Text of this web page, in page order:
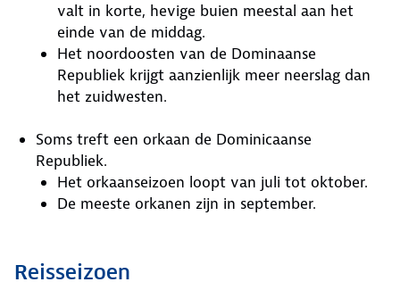
valt in korte, hevige buien meestal aan het
einde van de middag.
Het noordoosten van de Dominaanse
Republiek krijgt aanzienlijk meer neerslag dan
het zuidwesten.
Soms treft een orkaan de Dominicaanse
Republiek.
Het orkaanseizoen loopt van juli tot oktober.
De meeste orkanen zijn in september.
Reisseizoen